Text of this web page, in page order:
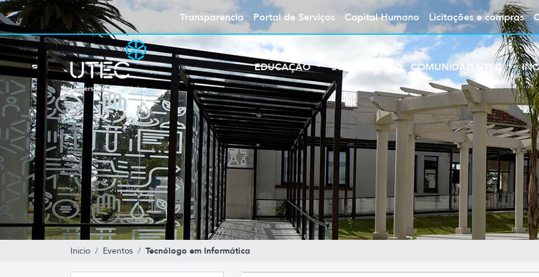
Transparencia Portal de Serviços Capital Humano Licitações e compras
EDUCAÇÃO SOBRE A UTEC COMUNIDAD UTEC
Inicio Eventos Tecnólogo em Informática